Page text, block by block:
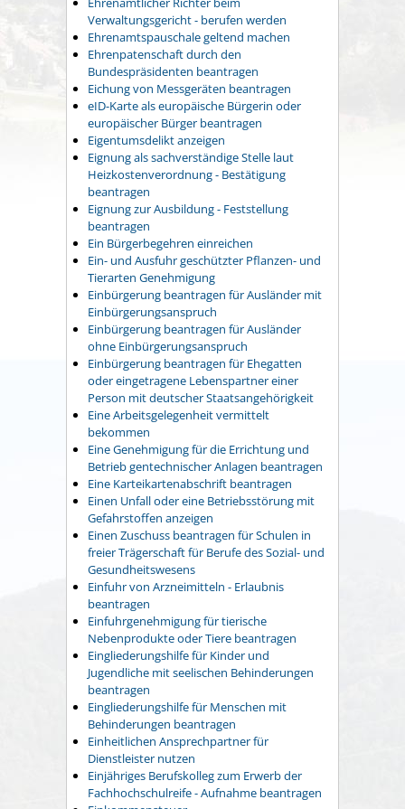
Verwaltungsgericht - berufen werden
Ehrenamtspauschale geltend machen
Ehrenpatenschaft durch den
Bundespräsidenten beantragen
Eichung von Messgeräten beantragen
eID-Karte als europäische Bürgerin oder
europäischer Bürger beantragen
Eigentumsdelikt anzeigen
Eignung als sachverständige Stelle laut
Heizkostenverordnung - Bestätigung
beantragen
Eignung zur Ausbildung - Feststellung
beantragen
Ein Bürgerbegehren einreichen
Ein- und Ausfuhr geschützter Pflanzen- und
Tierarten Genehmigung
Einbürgerung beantragen für Ausländer mit
Einbürgerungsanspruch
Einbürgerung beantragen für Ausländer
ohne Einbürgerungsanspruch
Einbürgerung beantragen für Ehegatten
oder eingetragene Lebenspartner einer
Person mit deutscher Staatsangehörigkeit
Eine Arbeitsgelegenheit vermittelt
bekommen
Eine Genehmigung für die Errichtung und
Betrieb gentechnischer Anlagen beantragen
Eine Karteikartenabschrift beantragen
Einen Unfall oder eine Betriebsstörung mit
Gefahrstoffen anzeigen
Einen Zuschuss beantragen für Schulen in
freier Trägerschaft für Berufe des Sozial- und
Gesundheitswesens
Einfuhr von Arzneimitteln - Erlaubnis
beantragen
Einfuhrgenehmigung für tierische
Nebenprodukte oder Tiere beantragen
Eingliederungshilfe für Kinder und
Jugendliche mit seelischen Behinderungen
beantragen
Eingliederungshilfe für Menschen mit
Behinderungen beantragen
Einheitlichen Ansprechpartner für
Dienstleister nutzen
Einjähriges Berufskolleg zum Erwerb der
Fachhochschulreife - Aufnahme beantragen